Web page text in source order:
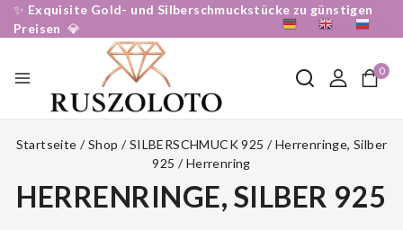
✨ Exquisite Gold- und Silberschmuckstücke zu günstigen
Preisen 💎
0
Startseite / Shop / SILBERSCHMUCK 925 / Herrenringe, Silber
925 / Herrenring
HERRENRINGE, SILBER 925